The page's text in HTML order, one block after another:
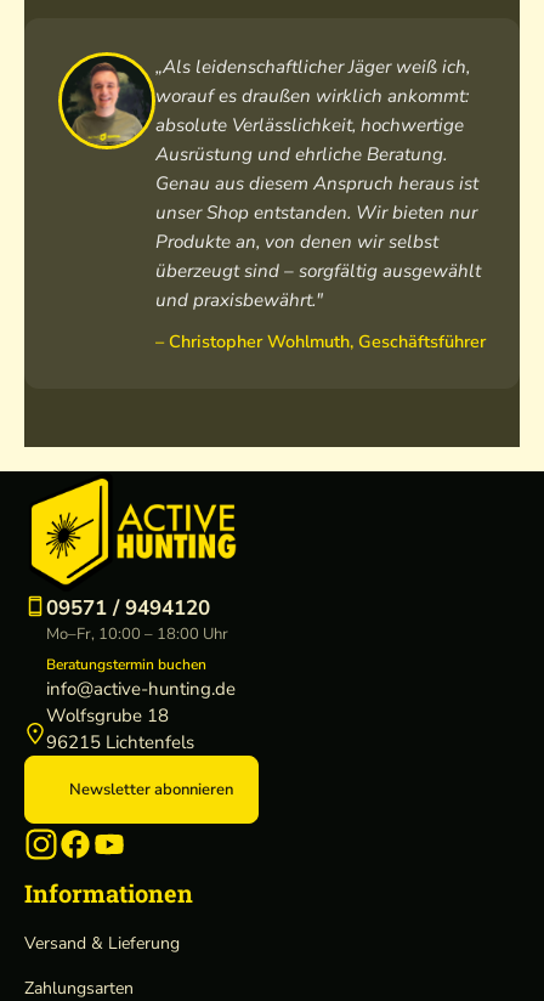
„Als leidenschaftlicher Jäger weiß ich,
worauf es draußen wirklich ankommt:
absolute Verlässlichkeit, hochwertige
Ausrüstung und ehrliche Beratung.
Genau aus diesem Anspruch heraus ist
unser Shop entstanden. Wir bieten nur
Produkte an, von denen wir selbst
überzeugt sind – sorgfältig ausgewählt
und praxisbewährt."
– Christopher Wohlmuth, Geschäftsführer
09571 / 9494120
Mo–Fr, 10:00 – 18:00 Uhr
Beratungstermin buchen
info@active-hunting.de
Wolfsgrube 18
96215 Lichtenfels
Newsletter abonnieren
Informationen
Versand & Lieferung
Zahlungsarten